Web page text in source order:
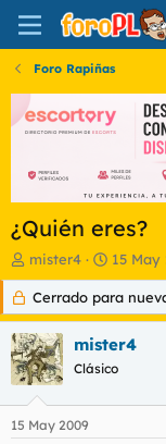
Foro Rapiñas
¿Quién eres?
I
n
c
i
a
d
o
d
mister4
F
e
c
h
d
e
i
15 May
Cerrado para
mister4
Clásico
15 May 2009